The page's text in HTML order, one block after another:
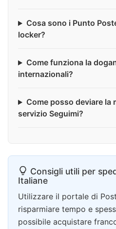
Cosa sono i Punto
locker?
Come funziona la
internazionali?
Come posso deviare la
servizio Seguimi?
Consigli utili per
Italiane
Utilizzare il portale di
risparmiare tempo e
possibile acquistare